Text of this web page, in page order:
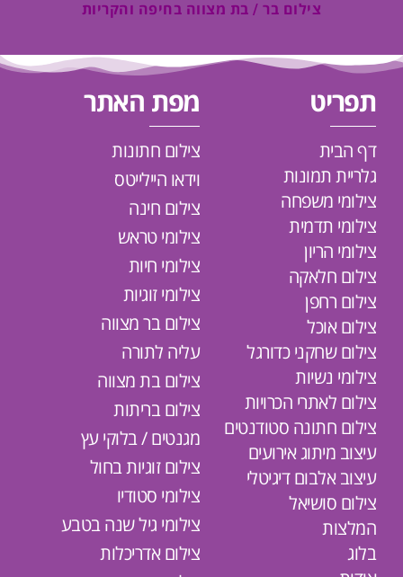
צילום בר / בת מצווה בחיפה והקריות
תפריט
דף הבית
גלריית תמונות
צילומי משפחה
צילומי תדמית
צילומי הריון
צילום חלאקה
צילום רחפן
צילום אוכל
צילום שחקני כדורגל
צילומי נשיות
צילום לאתרי הכרויות
צילום חתונה סטודנטים
עיצוב מיתוג אירועים
עיצוב אלבום דיגיטלי
צילום סושיאל
המלצות
בלוג
מפת האתר
צילום חתונות
וידאו היילייטס
צילום חינה
צילומי טראש
צילומי חיות
צילומי זוגיות
צילום בר מצווה
עליה לתורה
צילום בת מצווה
צילום בריתות
מגנטים / בלוקי עץ
צילום זוגיות בחול
צילומי סטודיו
צילומי גיל שנה בטבע
צילום אדריכלות